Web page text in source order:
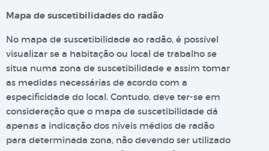
Mapa de suscetibilidades do radão
No mapa de suscetibilidade ao radão, é possível
visualizar se a habitação ou local de trabalho se
situa numa zona de suscetibilidade e assim tomar
as medidas necessárias de acordo com a
especificidade do local. Contudo, deve ter-se em
consideração que o mapa de suscetibilidade dá
apenas a indicação dos níveis médios de radão
para determinada zona, não devendo ser utilizado